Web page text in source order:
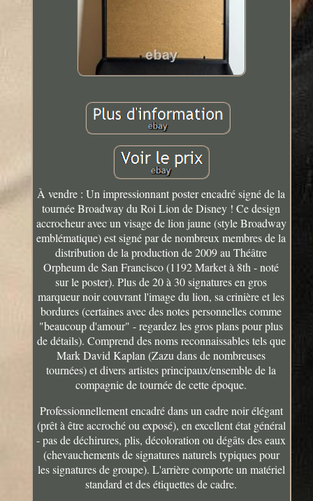
À vendre : Un impressionnant poster encadré signé de la
tournée Broadway du Roi Lion de Disney ! Ce design
accrocheur avec un visage de lion jaune (style Broadway
emblématique) est signé par de nombreux membres de la
distribution de la production de 2009 au Théâtre
Orpheum de San Francisco (1192 Market à 8th - noté
sur le poster). Plus de 20 à 30 signatures en gros
marqueur noir couvrant l'image du lion, sa crinière et les
bordures (certaines avec des notes personnelles comme
"beaucoup d'amour" - regardez les gros plans pour plus
de détails). Comprend des noms reconnaissables tels que
Mark David Kaplan (Zazu dans de nombreuses
tournées) et divers artistes principaux/ensemble de la
compagnie de tournée de cette époque.
Professionnellement encadré dans un cadre noir élégant
(prêt à être accroché ou exposé), en excellent état général
- pas de déchirures, plis, décoloration ou dégâts des eaux
(chevauchements de signatures naturels typiques pour
les signatures de groupe). L'arrière comporte un matériel
standard et des étiquettes de cadre.